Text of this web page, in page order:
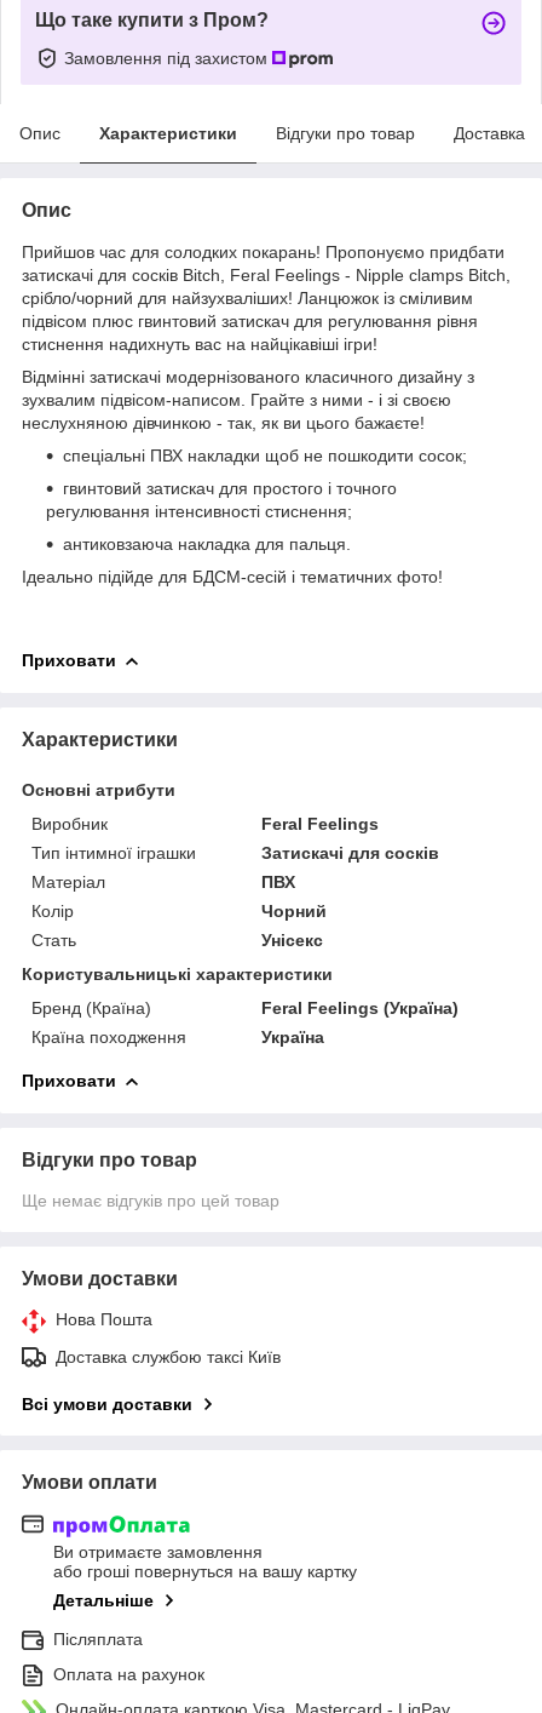
Що таке купити з Пром?
Замовлення під захистом
Опис Характеристики Відгуки про товар Доставка
Опис
Прийшов час для солодких покарань! Пропонуємо придбати
затискачі для сосків Bitch, Feral Feelings - Nipple clamps Bitch,
срібло/чорний для найзухваліших! Ланцюжок із сміливим
підвісом плюс гвинтовий затискач для регулювання рівня
стиснення надихнуть вас на найцікавіші ігри!
Відмінні затискачі модернізованого класичного дизайну з
зухвалим підвісом-написом. Грайте з ними - і зі своєю
неслухняною дівчинкою - так, як ви цього бажаєте!
спеціальні ПВХ накладки щоб не пошкодити сосок;
гвинтовий затискач для простого і точного
регулювання інтенсивності стиснення;
антиковзаюча накладка для пальця.
Ідеально підійде для БДСМ-сесій і тематичних фото!
Приховати
Характеристики
Основні атрибути
Виробник
Feral Feelings
Тип інтимної іграшки
Затискачі для сосків
Матеріал
ПВХ
Колір
Чорний
Стать
Унісекс
Користувальницькі характеристики
Бренд (Країна)
Feral Feelings (Україна)
Країна походження
Україна
Приховати
Відгуки про товар
Ще немає відгуків про цей товар
Умови доставки
Нова Пошта
Доставка службою таксі Київ
Всі умови доставки
Умови оплати
Ви отримаєте замовлення
або гроші повернуться на вашу картку
Детальніше
Післяплата
Оплата на рахунок